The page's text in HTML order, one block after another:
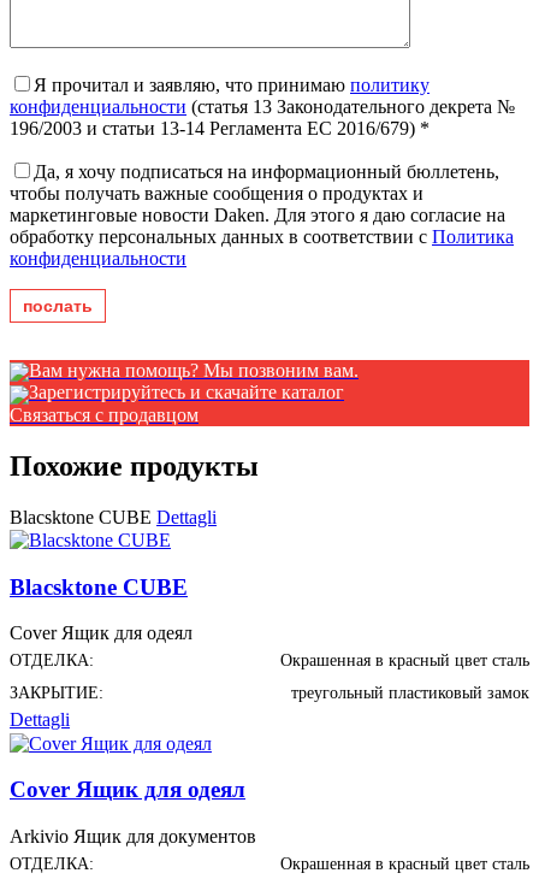
Я прочитал и заявляю, что принимаю политику
конфиденциальности (статья 13 Законодательного декрета №
196/2003 и статьи 13-14 Регламента ЕС 2016/679) *
Да, я хочу подписаться на информационный бюллетень,
чтобы получать важные сообщения о продуктах и ​​
маркетинговые новости Daken. Для этого я даю согласие на
обработку персональных данных в соответствии с Политика
конфиденциальности
Вам нужна помощь? Мы позвоним вам.
Зарегистрируйтесь и скачайте каталог
Связаться с продавцом
Похожие продукты
Blacsktone CUBE Dettagli
Blacsktone CUBE
Cover Ящик для одеял
ОТДЕЛКА:
Окрашенная в красный цвет сталь
ЗАКРЫТИЕ:
треугольный пластиковый замок
Dettagli
Cover Ящик для одеял
Arkivio Ящик для документов
ОТДЕЛКА:
Окрашенная в красный цвет сталь